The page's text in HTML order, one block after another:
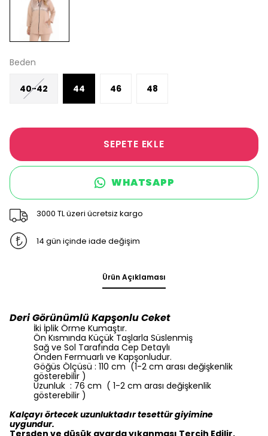
Beden
40-42 44 46 48
SEPETE EKLE
WHATSAPP
3000 TL üzeri ücretsiz kargo
14 gün içinde iade değişim
Ürün Açıklaması
Deri Görünümlü Kapşonlu Ceket
İki İplik Örme Kumaştır.
Ön Kısmında Küçük Taşlarla Süslenmiş
Sağ ve Sol Tarafında Cep Detaylı
Önden Fermuarlı ve Kapşonludur.
Göğüs Ölçüsü : 110 cm (1-2 cm arası değişkenlik
gösterebilir )
Uzunluk : 76 cm ( 1-2 cm arası değişkenlik
gösterebilir )
Kalçayı örtecek uzunluktadır tesettür giyimine
uygundur.
Tersden ve düşük ayarda yıkanması Tercih Edilir.